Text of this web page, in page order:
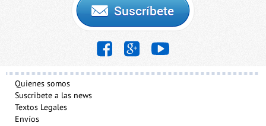
Quienes somos
Suscribete a las news
Textos Legales
Envíos